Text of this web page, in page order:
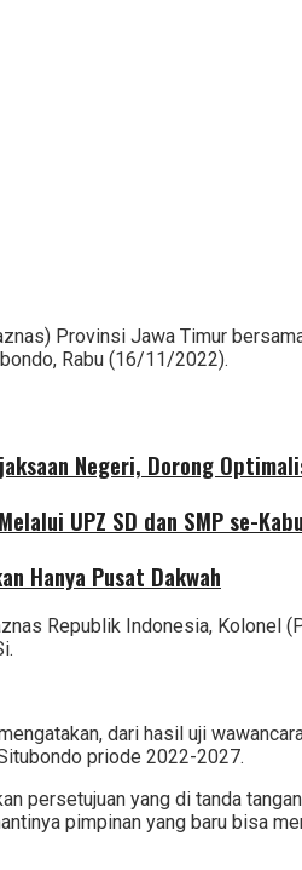
Provinsi Jawa Timur
Rabu (16/11/2022).
Negeri, Dorong
UPZ SD dan SMP se-
Hanya Pusat Dakwah
Republik Indonesia, Kolonel
dari hasil uji
priode 2022-2027.
persetujuan yang di tanda
pimpinan yang baru bisa